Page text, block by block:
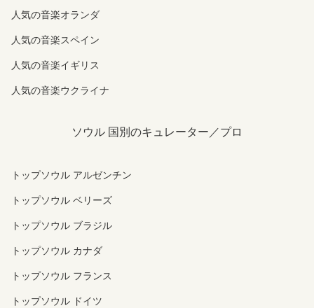
人気の音楽オランダ
人気の音楽スペイン
人気の音楽イギリス
人気の音楽ウクライナ
ソウル 国別のキュレーター／プロ
トップソウル アルゼンチン
トップソウル ベリーズ
トップソウル ブラジル
トップソウル カナダ
トップソウル フランス
トップソウル ドイツ